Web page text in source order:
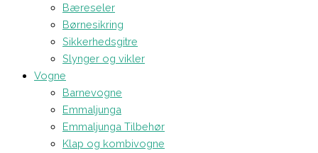
Bæreseler
Børnesikring
Sikkerhedsgitre
Slynger og vikler
Vogne
Barnevogne
Emmaljunga
Emmaljunga Tilbehør
Klap og kombivogne